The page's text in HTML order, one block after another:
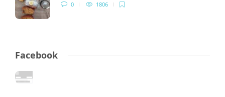
0 1806
Facebook